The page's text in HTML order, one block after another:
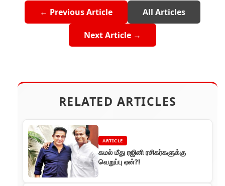
← Previous Article All Articles
Next Article →
RELATED ARTICLES
ARTICLE
கமல் மீது ரஜினி ரசிகர்களுக்கு
வெறுப்பு ஏன்?!